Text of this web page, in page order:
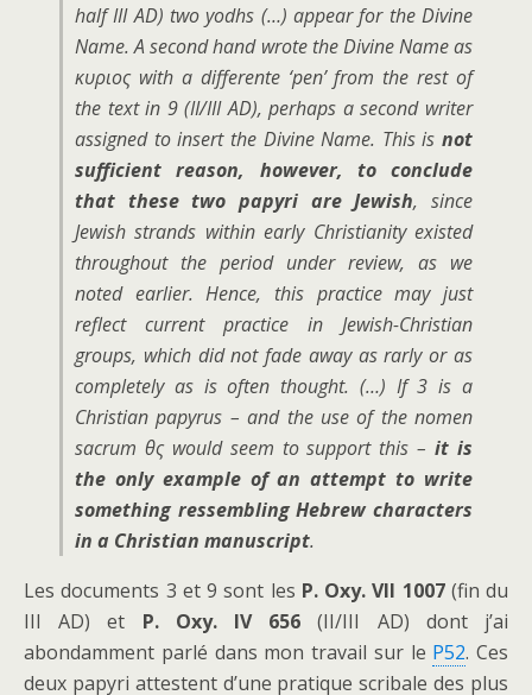
half III AD) two yodhs (…) appear for the Divine
Name. A second hand wrote the Divine Name as
κυριος with a differente ‘pen’ from the rest of
the text in 9(II/III AD), perhaps a second writer
assigned to insert the Divine Name. This is not
sufficient reason, however, to conclude
that these two papyri are Jewish, since
Jewish strands within early Christianity existed
throughout the period under review, as we
noted earlier. Hence, this practice may just
reflect current practice in Jewish-Christian
groups, which did not fade away as rarly or as
completely as is often thought. (…) If3 is a
Christian papyrus – and the use of the nomen
sacrum θς would seem to support this –it is
the only example of an attempt to write
something ressembling Hebrew characters
in a Christian manuscript.
Les documents 3 et 9 sont les P. Oxy. VII 1007(fin du
III AD) et P. Oxy. IV 656 (II/III AD) dont j’ai
abondamment parlé dans mon travail sur le P52. Ces
deux papyri attestent d’une pratique scribale des plus